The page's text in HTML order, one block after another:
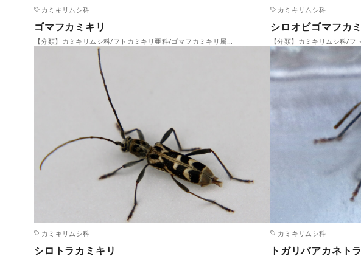
カミキリムシ科
ゴマフカミキリ
【分類】カミキリムシ科/フトカミキリ亜科/ゴマフカミキリ属…
カミキリムシ科
シロオビゴマフカ
【分類】カミキリムシ科/フ
カミキリムシ科
シロトラカミキリ
カミキリムシ科
トガリバアカネト